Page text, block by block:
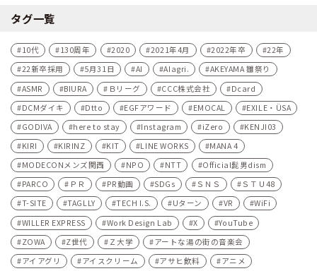
タグ一覧
10代 130周年 2020 2021年4月 2022年卒
22年
22新卒採用
5月31日 AI AIagri.
AKEYAMA 雛祭り
ASMR
BIURA Ｂリーグ CCC株式会社
Dcard
DCMダイキ
Dtto EGFアワード EMOCAL
EXILE・ÜSA
GODIVA
here to stay Instagram iZero
KENJI03
KIRI
KIRINZ KIT LINE WORKS
MANA 4
MODECONメンズ関西
NPO NTT
Official髭男dism
PARCO
ＰＲ PR動画 SDGs ＳＮＳ
ＳＴＵ48
T-SITE
TAGLLY TECH I.S. Uターン VR
WiFi
WILLER EXPRESS
Work Design Lab X
YouTube
ZOWA
Z世代 Ｚ大学
アートな湯の街の音楽会
アイアグリ
アイスクリーム アサヒ飲料
アニメ